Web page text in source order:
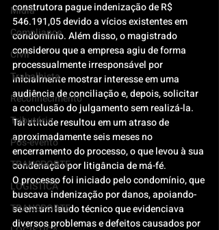
Mídia
Compliance
Civil
Trabalhista
Reconhecimento
Tributário
Pós-evento
TRANSPORTE
LOGISTICA
TRANSPORTE
construtora pague indenização de R$
546.191,05 devido a vícios existentes em
condomínio. Além disso, o magistrado
considerou que a empresa agiu de forma
processualmente irresponsável por
inicialmente mostrar interesse em uma
audiência de conciliação e, depois, solicitar
a conclusão do julgamento sem realizá-la.
Tal atitude resultou em um atraso de
aproximadamente seis meses no
encerramento do processo, o que levou à sua
condenação por litigância de má-fé.
O processo foi iniciado pelo condomínio, que
buscava indenização por danos, apoiando-
se em um laudo técnico que evidenciava
diversos problemas e defeitos causados por